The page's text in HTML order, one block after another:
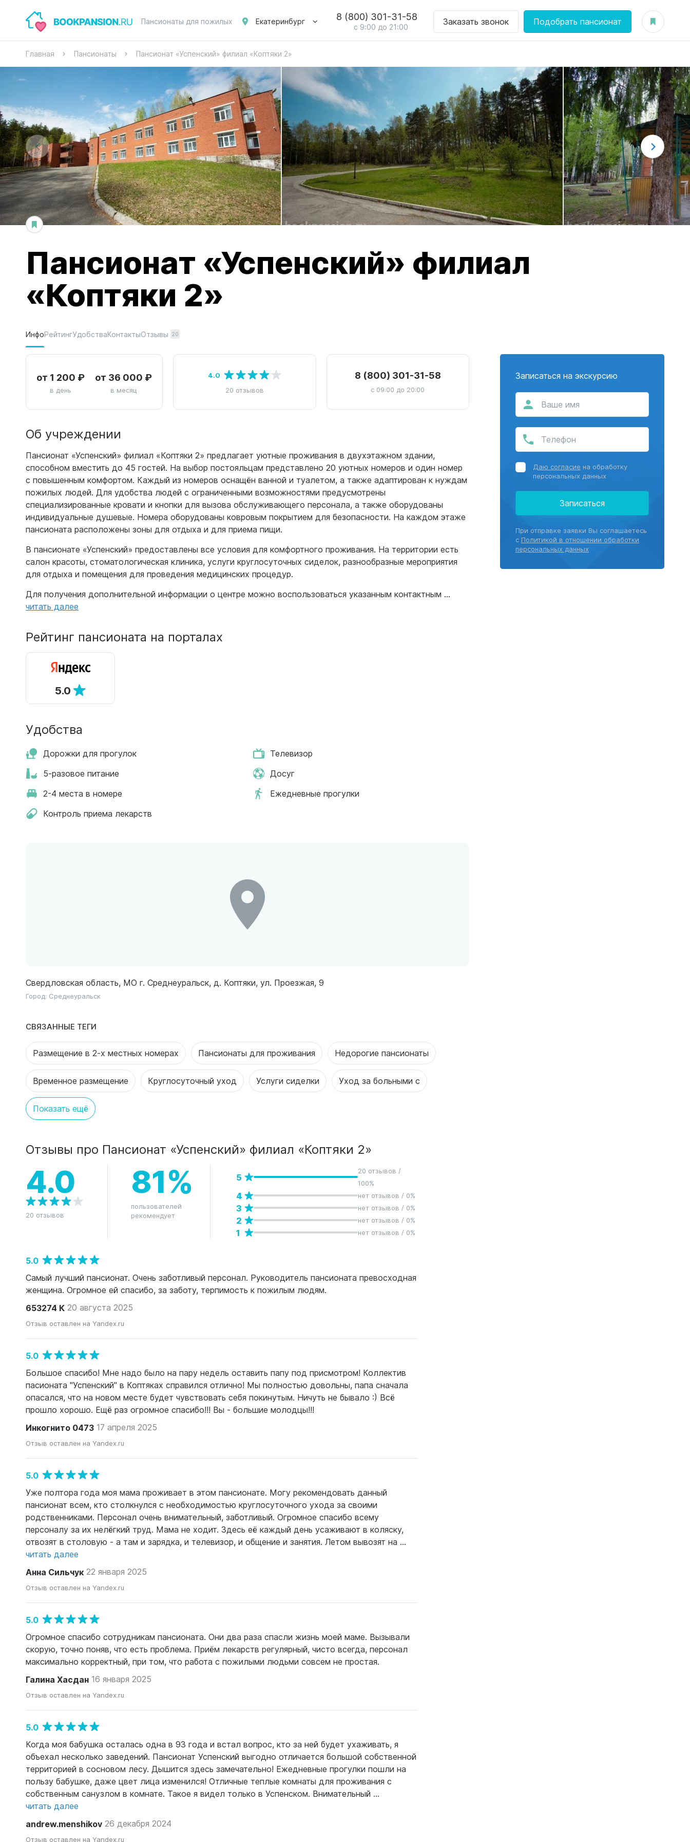
Пансионаты для пожилых Екатеринбург 8 (800) 301-31-58
с 9:00 до 21:00
Заказать звонок Подобрать пансионат
Главная Пансионаты Пансионат «Успенский» филиал «Коптяки 2»
Пансионат «Успенский» филиал
«Коптяки 2»
ИнфоРейтингУдобстваКонтактыОтзывы 20
от 1 200 ₽
в день
от 36 000 ₽
в месяц
4.0
20 отзывов
8 (800) 301-31-58
с 09:00 до 20:00
Записаться на экскурсию
Даю согласие на обработку
персональных данных
Записаться
При отправке заявки Вы соглашаетесь
с Политикой в отношении обработки
персональных данных
Об учреждении
Пансионат «Успенский» филиал «Коптяки 2» предлагает уютные проживания в двухэтажном здании,
способном вместить до 45 гостей. На выбор постояльцам представлено 20 уютных номеров и один номер
с повышенным комфортом. Каждый из номеров оснащён ванной и туалетом, а также адаптирован к нуждам
пожилых людей. Для удобства людей с ограниченными возможностями предусмотрены
специализированные кровати и кнопки для вызова обслуживающего персонала, а также оборудованы
индивидуальные душевые. Номера оборудованы ковровым покрытием для безопасности. На каждом этаже
пансионата расположены зоны для отдыха и для приема пищи.
В пансионате «Успенский» предоставлены все условия для комфортного проживания. На территории есть
салон красоты, стоматологическая клиника, услуги круглосуточных сиделок, разнообразные мероприятия
для отдыха и помещения для проведения медицинских процедур.
Для получения дополнительной информации о центре можно воспользоваться указанным контактным ...
читать далее
Рейтинг пансионата на порталах
5.0
Удобства
Дорожки для прогулок
5-разовое питание
2-4 места в номере
Контроль приема лекарств
Телевизор
Досуг
Ежедневные прогулки
Свердловская область, МО г. Среднеуральск, д. Коптяки, ул. Проезжая, 9
Город: Среднеуральск
СВЯЗАННЫЕ ТЕГИ
Размещение в 2-х местных номерах Пансионаты для проживания Недорогие пансионаты
Временное размещение Круглосуточный уход Услуги сиделки Уход за больными с
Показать ещё
Отзывы про Пансионат «Успенский» филиал «Коптяки 2»
4.0
20 отзывов
81%
пользователей
рекомендует
5
20 отзывов /
100%
4 нет отзывов / 0%
3 нет отзывов / 0%
2 нет отзывов / 0%
1 нет отзывов / 0%
5.0
Самый лучший пансионат. Очень заботливый персонал. Руководитель пансионата превосходная
женщина. Огромное ей спасибо, за заботу, терпимость к пожилым людям.
653274 К 20 августа 2025
Отзыв оставлен на Yandex.ru
5.0
Большое спасибо! Мне надо было на пару недель оставить папу под присмотром! Коллектив
пасионата "Успенский" в Коптяках справился отлично! Мы полностью довольны, папа сначала
опасался, что на новом месте будет чувствовать себя покинутым. Ничуть не бывало :) Всё
прошло хорошо. Ещё раз огромное спасибо!!! Вы - большие молодцы!!!
Инкогнито 0473 17 апреля 2025
Отзыв оставлен на Yandex.ru
5.0
Уже полтора года моя мама проживает в этом пансионате. Могу рекомендовать данный
пансионат всем, кто столкнулся с необходимостью круглосуточного ухода за своими
родственниками. Персонал очень внимательный, заботливый. Огромное спасибо всему
персоналу за их нелёгкий труд. Мама не ходит. Здесь её каждый день усаживают в коляску,
отвозят в столовую - а там и зарядка, и телевизор, и общение и занятия. Летом вывозят на ...
читать далее
Анна Сильчук 22 января 2025
Отзыв оставлен на Yandex.ru
5.0
Огромное спасибо сотрудникам пансионата. Они два раза спасли жизнь моей маме. Вызывали
скорую, точно поняв, что есть проблема. Приём лекарств регулярный, чисто всегда, персонал
максимально корректный, при том, что работа с пожилыми людьми совсем не простая.
Галина Хасдан 16 января 2025
Отзыв оставлен на Yandex.ru
5.0
Когда моя бабушка осталась одна в 93 года и встал вопрос, кто за ней будет ухаживать, я
объехал несколько заведений. Пансионат Успенский выгодно отличается большой собственной
территорией в сосновом лесу. Дышится здесь замечательно! Ежедневные прогулки пошли на
пользу бабушке, даже цвет лица изменился! Отличные теплые комнаты для проживания с
собственным санузлом в комнате. Такое я видел только в Успенском. Внимательный ...
читать далее
andrew.menshikov 26 декабря 2024
Отзыв оставлен на Yandex.ru